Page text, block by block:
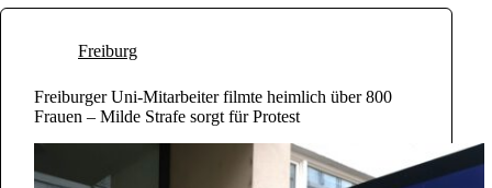
Freiburg
Freiburger Uni-Mitarbeiter filmte heimlich über 800
Frauen – Milde Strafe sorgt für Protest